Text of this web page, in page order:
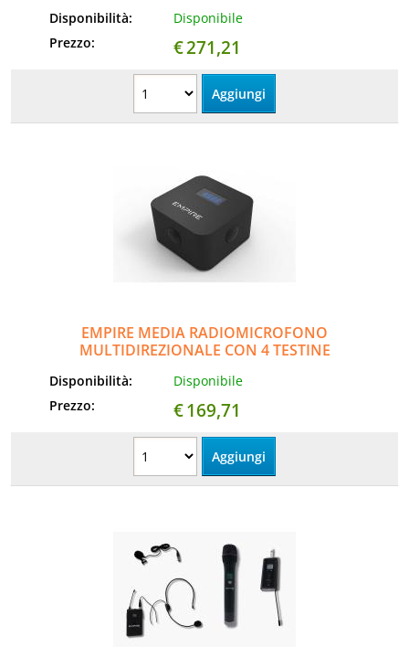
MEDIC
Disponibilità:
Disponibile
Prezzo:
€271,21
EMPIRE MEDIA RADIOMICROFONO
MULTIDIREZIONALE CON 4 TESTINE
Disponibilità:
Disponibile
Prezzo:
€169,71